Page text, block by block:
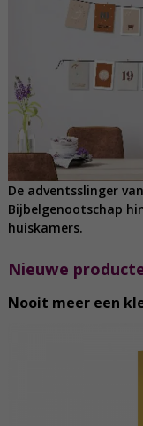
De adventsslinger
Bijbelgenootschap
huiskamers.
Nieuwe
Nooit meer een